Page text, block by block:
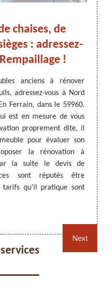
, REMPAILLAGE -
59 NORD
Cannage fauteuil, chaises
et sièges 59
chaises, de
: adressez-
!
anciens à rénover
adressez-vous à Nord
Ferrain, dans le 59960.
est en mesure de vous
proprement dite, il
pour évaluer son
la rénovation à
la suite le devis de
sont réputés être
qu’il pratique sont
Si
qui
de
Next